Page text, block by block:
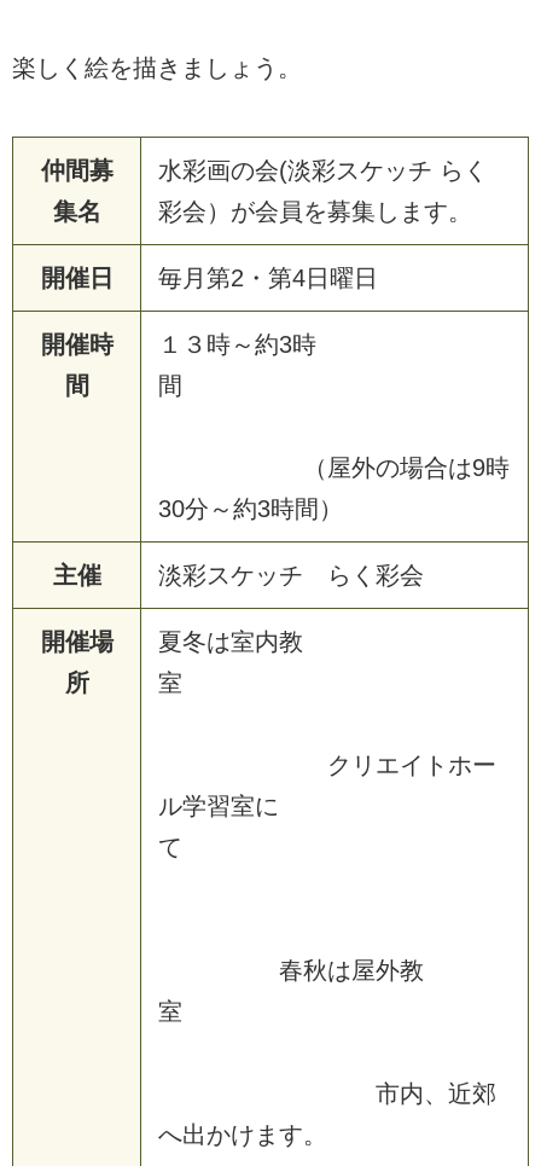
楽しく絵を描きましょう。
仲間募
集名
水彩画の会(淡彩スケッチ らく
彩会）が会員を募集します。
開催日 毎月第2・第4日曜日
開催時
間
１３時～約3時
間
（屋外の場合は9時
30分～約3時間）
主催 淡彩スケッチ らく彩会
開催場
所
夏冬は室内教
室
クリエイトホー
ル学習室に
て
春秋は屋外教
室
市内、近郊
へ出かけます。